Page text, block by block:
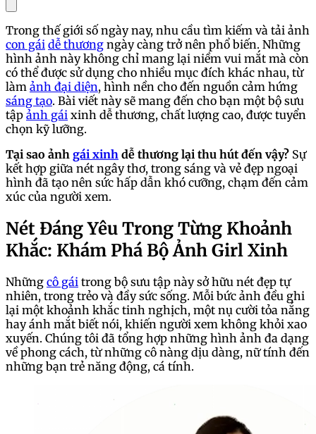
Trong thế giới số ngày nay, nhu cầu tìm kiếm và tải ảnh
con gái dễ thương ngày càng trở nên phổ biến. Những
hình ảnh này không chỉ mang lại niềm vui mắt mà còn
có thể được sử dụng cho nhiều mục đích khác nhau, từ
làm ảnh đại diện, hình nền cho đến nguồn cảm hứng
sáng tạo. Bài viết này sẽ mang đến cho bạn một bộ sưu
tập ảnh gái xinh dễ thương, chất lượng cao, được tuyển
chọn kỹ lưỡng.
Tại sao ảnh gái xinh dễ thương lại thu hút đến vậy? Sự
kết hợp giữa nét ngây thơ, trong sáng và vẻ đẹp ngoại
hình đã tạo nên sức hấp dẫn khó cưỡng, chạm đến cảm
xúc của người xem.
Nét Đáng Yêu Trong Từng Khoảnh
Khắc: Khám Phá Bộ Ảnh Girl Xinh
Những cô gái trong bộ sưu tập này sở hữu nét đẹp tự
nhiên, trong trẻo và đầy sức sống. Mỗi bức ảnh đều ghi
lại một khoảnh khắc tinh nghịch, một nụ cười tỏa nắng
hay ánh mắt biết nói, khiến người xem không khỏi xao
xuyến. Chúng tôi đã tổng hợp những hình ảnh đa dạng
về phong cách, từ những cô nàng dịu dàng, nữ tính đến
những bạn trẻ năng động, cá tính.